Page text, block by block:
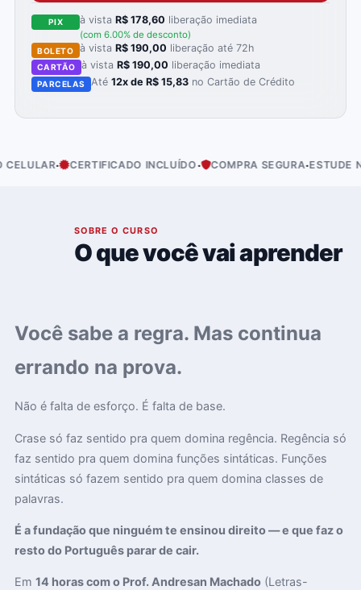
PIX à vistaR$ 178,60 liberação imediata
(com 6.00% de desconto)
BOLETO à vistaR$ 190,00 liberação até 72h
CARTÃO à vista R$ 190,00 liberação imediata
PARCELAS Até12x de R$ 15,83 no Cartão de Crédito
· CERTIFICADO INCLUÍDO· COMPRA SEGURA·ESTUDE NO
SOBRE O CURSO
O que você vai aprender
Você sabe a regra. Mas continua
errando na prova.
Não é falta de esforço. É falta de base.
Crase só faz sentido pra quem domina regência. Regência só
faz sentido pra quem domina funções sintáticas. Funções
sintáticas só fazem sentido pra quem domina classes de
palavras.
É a fundação que ninguém te ensinou direito — e que faz o
resto do Português parar de cair.
Em 14 horas com o Prof. Andresan Machado(Letras-